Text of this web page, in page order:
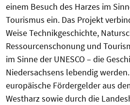
einem Besuch des Harzes im
Tourismus ein. Das Projekt
Weise Technikgeschichte,
Ressourcenschonung und
im Sinne der UNESCO – die
Niedersachsens lebendig
europäische Fördergelder aus
Westharz sowie durch die